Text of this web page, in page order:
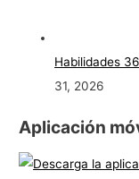
Habilidades
31, 2026
Aplicación